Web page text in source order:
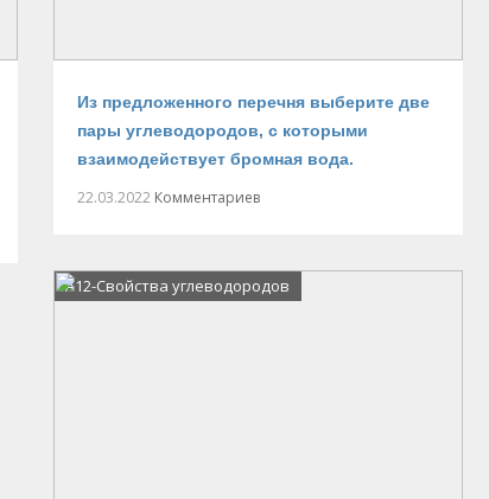
Из предложенного перечня выберите две
пары углеводородов, с которыми
взаимодействует бромная вода.
22.03.2022 Комментариев
А12-Свойства углеводородов